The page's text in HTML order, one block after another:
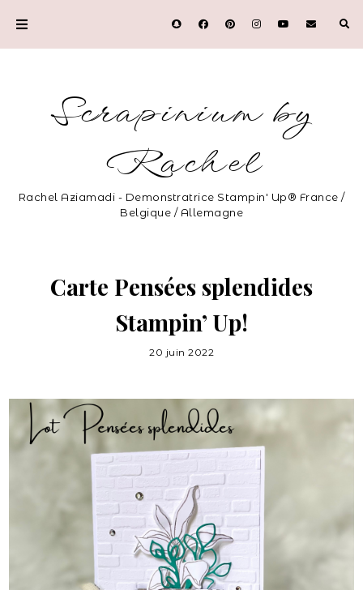
Scrapinium by
Rachel
Rachel Aziamadi - Demonstratrice Stampin' Up® France /
Belgique / Allemagne
Carte Pensées splendides
Stampin’ Up!
20 juin 2022